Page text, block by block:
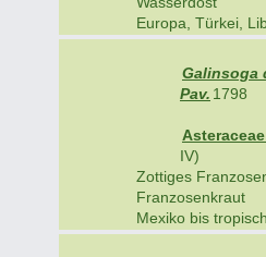
Europa, Türkei,
Galinsoga
Pav. 1798
IV)
Zottiges
Franzosenkraut
Mexiko bis